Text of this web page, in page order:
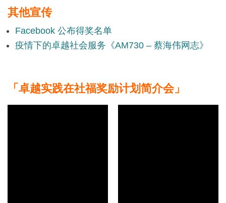
其他宣传
Facebook 公布得奖名单
疫情下的卓越社会服务《AM730 – 蔡海伟网志》
「卓越实践在社福奖励计划简介会」